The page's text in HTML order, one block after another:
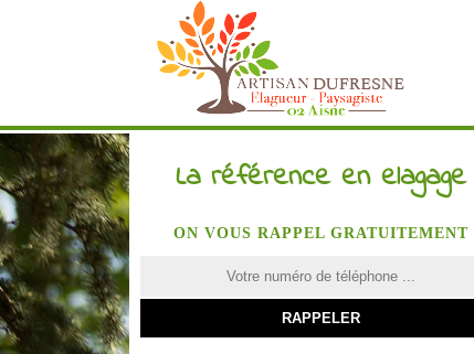
La référence en elagage
ON VOUS RAPPEL GRATUITEMENT